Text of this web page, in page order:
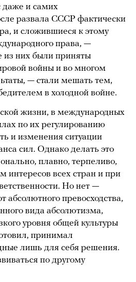
даже и самих
развала СССР фактически
и сложившиеся к этому
права, —
из них были приняты
войны и во многом
— стали мешать тем,
в холодной войне.
жизни, в международных
по их регулированию
и изменения ситуации
сил. Однако делать это
плавно, терпеливо,
интересов всех стран и при
Но нет —
абсолютного превосходства,
вида абсолютизма,
уровня общей культуры
принимал
лишь для себя решения.
по другому